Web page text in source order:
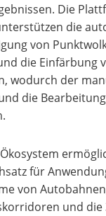
Die
die
von
die Einfärbung
wodurch der
die
für
von
und die